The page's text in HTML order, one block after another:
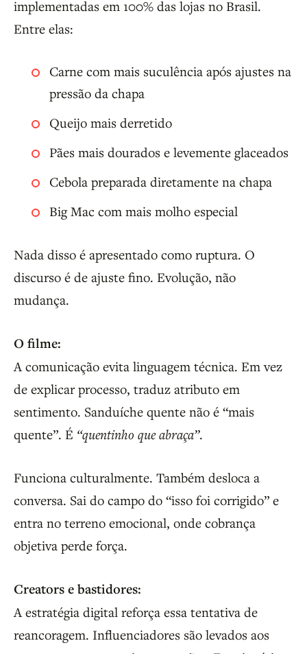
implementadas em 100% das lojas no Brasil.
Entre elas:
Carne com mais suculência após ajustes na
pressão da chapa
Queijo mais derretido
Pães mais dourados e levemente glaceados
Cebola preparada diretamente na chapa
Big Mac com mais molho especial
Nada disso é apresentado como ruptura. O
discurso é de ajuste fino. Evolução, não
mudança.
O filme:
A comunicação evita linguagem técnica. Em vez
de explicar processo, traduz atributo em
sentimento. Sanduíche quente não é “mais
quente”. É “quentinho que abraça”.
Funciona culturalmente. Também desloca a
conversa. Sai do campo do “isso foi corrigido” e
entra no terreno emocional, onde cobrança
objetiva perde força.
Creators e bastidores:
A estratégia digital reforça essa tentativa de
reancoragem. Influenciadores são levados aos